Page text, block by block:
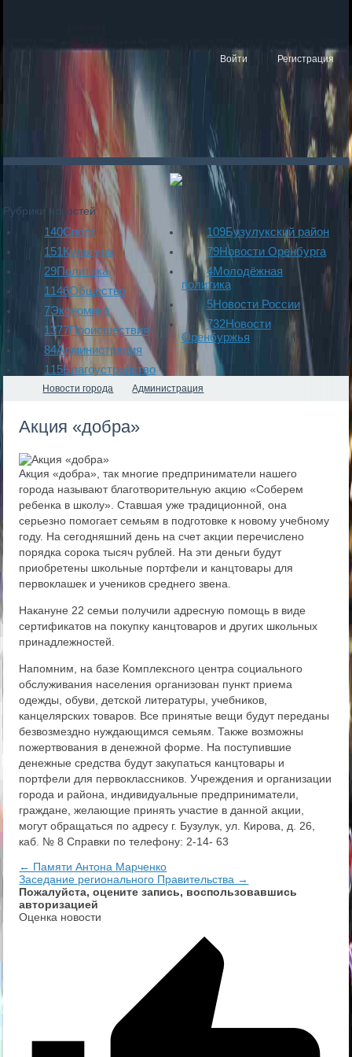
Войти Регистрация
Рубрики новостей
140Спорт
151 Культура
29Политика
1146Общество
7Экономика
1377Происшествия
84Администрация
115Благоустройство
109Бузулукский район
79Новости Оренбурга
4Молодёжная
политика
5Новости России
732Новости
Оренбуржья
Новости города Администрация
Акция «добра»
Акция «добра», так многие предприниматели нашего
города называют благотворительную акцию «Соберем
ребенка в школу». Ставшая уже традиционной, она
серьезно помогает семьям в подготовке к новому учебному
году. На сегодняшний день на счет акции перечислено
порядка сорока тысяч рублей. На эти деньги будут
приобретены школьные портфели и канцтовары для
первоклашек и учеников среднего звена.
Накануне 22 семьи получили адресную помощь в виде
сертификатов на покупку канцтоваров и других школьных
принадлежностей.
Напомним, на базе Комплексного центра социального
обслуживания населения организован пункт приема
одежды, обуви, детской литературы, учебников,
канцелярских товаров. Все принятые вещи будут переданы
безвозмездно нуждающимся семьям. Также возможны
пожертвования в денежной форме. На поступившие
денежные средства будут закупаться канцтовары и
портфели для первоклассников. Учреждения и организации
города и района, индивидуальные предприниматели,
граждане, желающие принять участие в данной акции,
могут обращаться по адресу г. Бузулук, ул. Кирова, д. 26,
каб. № 8 Справки по телефону: 2-14- 63
← Памяти Антона Марченко
Заседание регионального Правительства →
Пожалуйста, оцените запись, воспользовавшись
авторизацией
Оценка новости